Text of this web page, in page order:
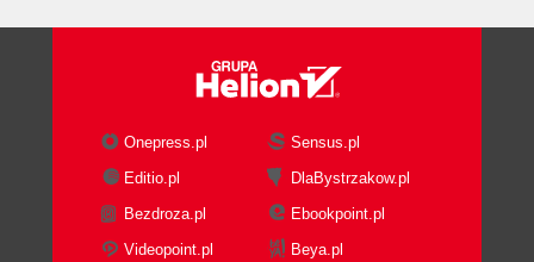
Onepress.pl
Sensus.pl
Editio.pl
DlaBystrzakow.pl
Bezdroza.pl
Ebookpoint.pl
Videopoint.pl
Beya.pl